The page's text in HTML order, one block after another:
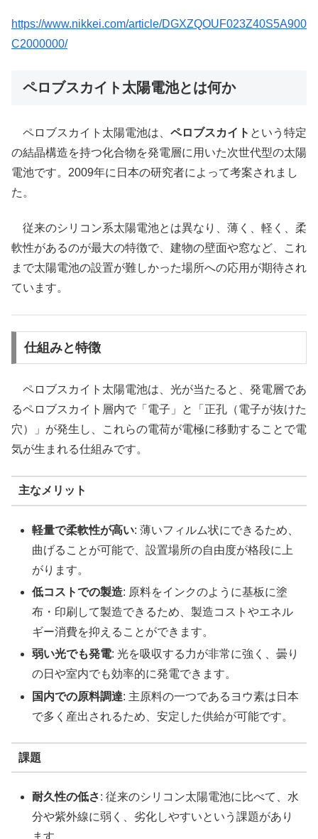
https://www.nikkei.com/article/DGXZQOUF023Z40S5A900
C2000000/
ペロブスカイト太陽電池とは何か
ペロブスカイト太陽電池は、 ペロブスカイト という特定
の結晶構造を持つ化合物を発電層に用いた次世代型の太陽
電池です。2009年に日本の研究者によって考案されまし
た。
従来のシリコン系太陽電池とは異なり、薄く、軽く、柔
軟性があるのが最大の特徴で、建物の壁面や窓など、これ
まで太陽電池の設置が難しかった場所への応用が期待され
ています。
仕組みと特徴
ペロブスカイト太陽電池は、光が当たると、発電層であ
るペロブスカイト層内で「電子」と「正孔（電子が抜けた
穴）」が発生し、これらの電荷が電極に移動することで電
気が生まれる仕組みです。
主なメリット
軽量で柔軟性が高い: 薄いフィルム状にできるため、
曲げることが可能で、設置場所の自由度が格段に上
がります。
低コストでの製造: 原料をインクのように基板に塗
布・印刷して製造できるため、製造コストやエネル
ギー消費を抑えることができます。
弱い光でも発電: 光を吸収する力が非常に強く、曇り
の日や室内でも効率的に発電できます。
国内での原料調達: 主原料の一つであるヨウ素は日本
で多く産出されるため、安定した供給が可能です。
課題
耐久性の低さ: 従来のシリコン太陽電池に比べて、水
分や紫外線に弱く、劣化しやすいという課題があり